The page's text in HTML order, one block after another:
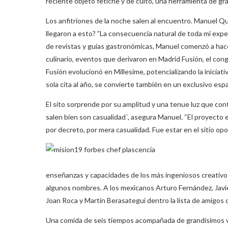
Los anfitriones de la noche salen al encuentro. Manuel
llegaron a esto? ”La consecuencia natural de toda mi
de revistas y guías gastronómicas, Manuel comenzó a
culinario, eventos que derivaron en Madrid Fusión, el
Fusión evolucionó en Millesime, potencializando la
sola cita al año, se convierte también en un exclusivo
El sito sorprende por su amplitud y una tenue luz que
salen bien son casualidad´, asegura Manuel. “El
por decreto, por mera casualidad. Fue estar en el sitio
enseñanzas y capacidades de los más ingeniosos
algunos nombres. A los mexicanos Arturo Fernández,
Joan Roca y Martín Berasategui dentro la lista de
Una comida de seis tiempos acompañada de